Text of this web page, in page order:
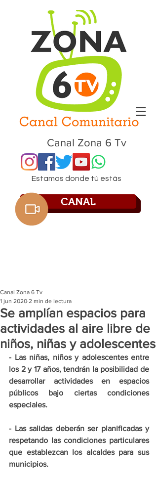
Canal Zona 6 Tv
Estamos donde tú estás
CANAL
Se amplían espacios para
actividades al aire libre de
niños, niñas y adolescentes
Canal Zona 6 Tv
1 jun 2020 2 min de lectura
- Las niñas, niños y adolescentes entre
los 2 y 17 años, tendrán la posibilidad de
desarrollar actividades en espacios
públicos bajo ciertas condiciones
especiales.
- Las salidas deberán ser planificadas y
respetando las condiciones particulares
que establezcan los alcaldes para sus
municipios.